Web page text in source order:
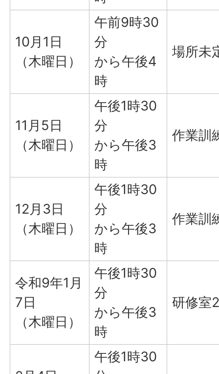
10月1日
（木曜日）
午前9時30
分
から午後4
時
場所未
11月5日
（木曜日）
午後1時30
分
から午後3
時
作業訓
12月3日
（木曜日）
午後1時30
分
から午後3
時
作業訓
令和9年1月
7日
（木曜日）
午後1時30
分
から午後3
時
研修室2
午後1時30